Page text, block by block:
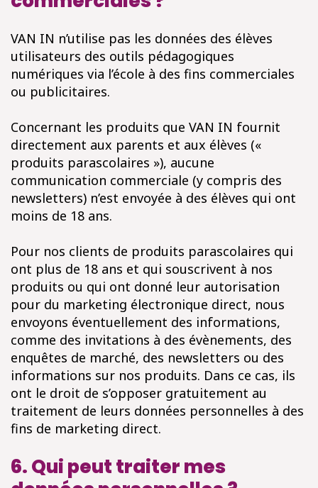
VAN IN n’utilise pas les données des élèves
utilisateurs des outils pédagogiques
numériques via l’école à des fins commerciales
ou publicitaires.
Concernant les produits que VAN IN fournit
directement aux parents et aux élèves («
produits parascolaires »), aucune
communication commerciale (y compris des
newsletters) n’est envoyée à des élèves qui ont
moins de 18 ans.
Pour nos clients de produits parascolaires qui
ont plus de 18 ans et qui souscrivent à nos
produits ou qui ont donné leur autorisation
pour du marketing électronique direct, nous
envoyons éventuellement des informations,
comme des invitations à des évènements, des
enquêtes de marché, des newsletters ou des
informations sur nos produits. Dans ce cas, ils
ont le droit de s’opposer gratuitement au
traitement de leurs données personnelles à des
fins de marketing direct.
6. Qui peut traiter mes